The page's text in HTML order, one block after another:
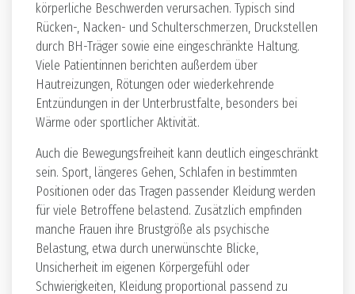
körperliche Beschwerden verursachen. Typisch sind
Rücken-, Nacken- und Schulterschmerzen, Druckstellen
durch BH-Träger sowie eine eingeschränkte Haltung.
Viele Patientinnen berichten außerdem über
Hautreizungen, Rötungen oder wiederkehrende
Entzündungen in der Unterbrustfalte, besonders bei
Wärme oder sportlicher Aktivität.
Auch die Bewegungsfreiheit kann deutlich eingeschränkt
sein. Sport, längeres Gehen, Schlafen in bestimmten
Positionen oder das Tragen passender Kleidung werden
für viele Betroffene belastend. Zusätzlich empfinden
manche Frauen ihre Brustgröße als psychische
Belastung, etwa durch unerwünschte Blicke,
Unsicherheit im eigenen Körpergefühl oder
Schwierigkeiten, Kleidung proportional passend zu